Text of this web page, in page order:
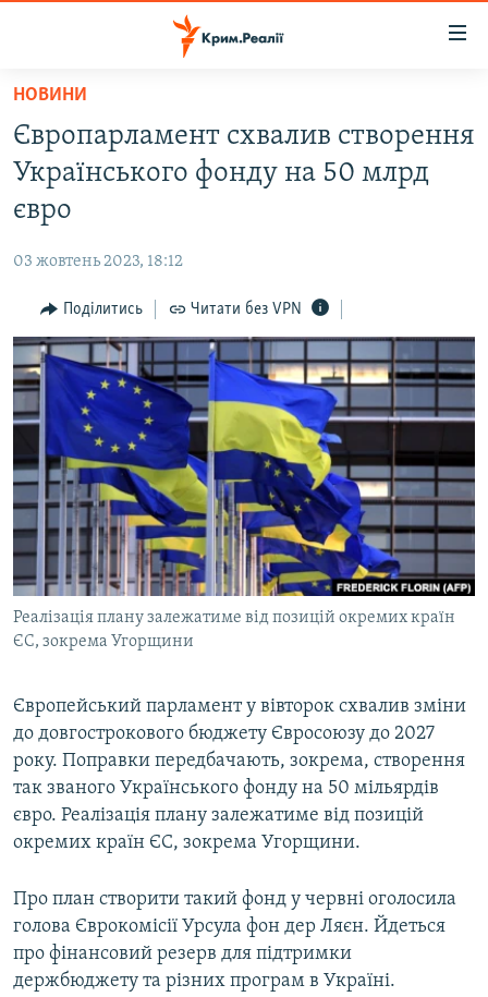
Перейти
основного
матеріалу
Перейти
до
основної
Перейти
до
пошуку
ВОДА.КРИМ
ВІДЕО ТА ФОТО
БЛОГИ
ПОГЛЯД
ІНТЕРВ'Ю
ВСЕ ЗА ДЕНЬ
СПЕЦПРОЕКТИ
ДЕПОРТАЦІЯ
ВІДЕОУРОКИ «ELIFBE»
СВІДЧЕННЯ ОКУПАЦІЇ
УКРАЇНСЬКА ПРОБЛЕМА КРИМУ
ІНФОГРАФІКА
ЯК ОБІЙТИ БЛОКУВАННЯ
Русский
Qırımtatar
ДОЛУЧАЙСЯ!
Усі сайти RFE/RL
НОВИНИ
Європарламент схвалив створення
Українського фонду на 50 млрд
євро
03 жовтень 2023, 18:12
Поділитись Читати без VPN
Реалізація плану залежатиме від позицій окремих країн
ЄС, зокрема Угорщини
Європейський парламент у вівторок схвалив зміни
до довгострокового бюджету Євросоюзу до 2027
року. Поправки передбачають, зокрема, створення
так званого Українського фонду на 50 мільярдів
євро. Реалізація плану залежатиме від позицій
окремих країн ЄС, зокрема Угорщини.
Про план створити такий фонд у червні оголосила
голова Єврокомісії Урсула фон дер Ляєн. Йдеться
про фінансовий резерв для підтримки
держбюджету та різних програм в Україні.